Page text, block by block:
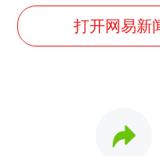
打开网易新